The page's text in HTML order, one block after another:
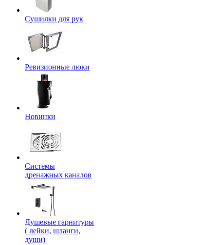
Сушилки для рук
Ревизионные люки
Новинки
Системы
дренажных каналов
Душевые гарнитуры
( лейки, шланги,
души)